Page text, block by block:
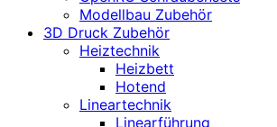
Modellbau Zubehör
3D Druck Zubehör
Heiztechnik
Heizbett
Hotend
Lineartechnik
Linearführung